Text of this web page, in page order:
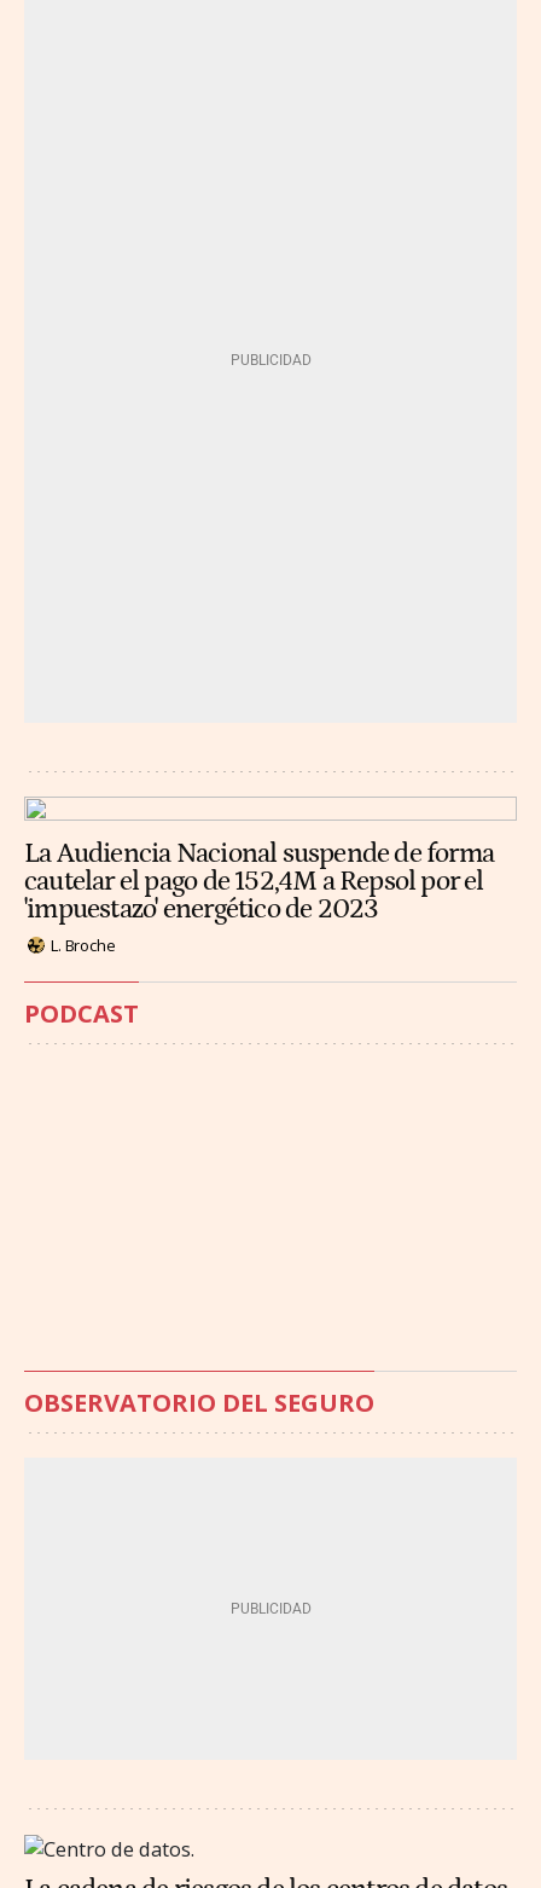
La Audiencia Nacional suspende de forma
cautelar el pago de 152,4M a Repsol por el
'impuestazo' energético de 2023
L. Broche
PODCAST
OBSERVATORIO DEL SEGURO